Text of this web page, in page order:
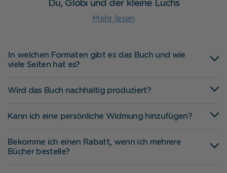
Du, Globi und der kleine Luchs
Mehr lesen
In welchen Formaten gibt es das Buch und wie
viele Seiten hat es?
Wird das Buch nachhaltig produziert?
Kann ich eine persönliche Widmung hinzufügen?
Bekomme ich einen Rabatt, wenn ich mehrere
Bücher bestelle?